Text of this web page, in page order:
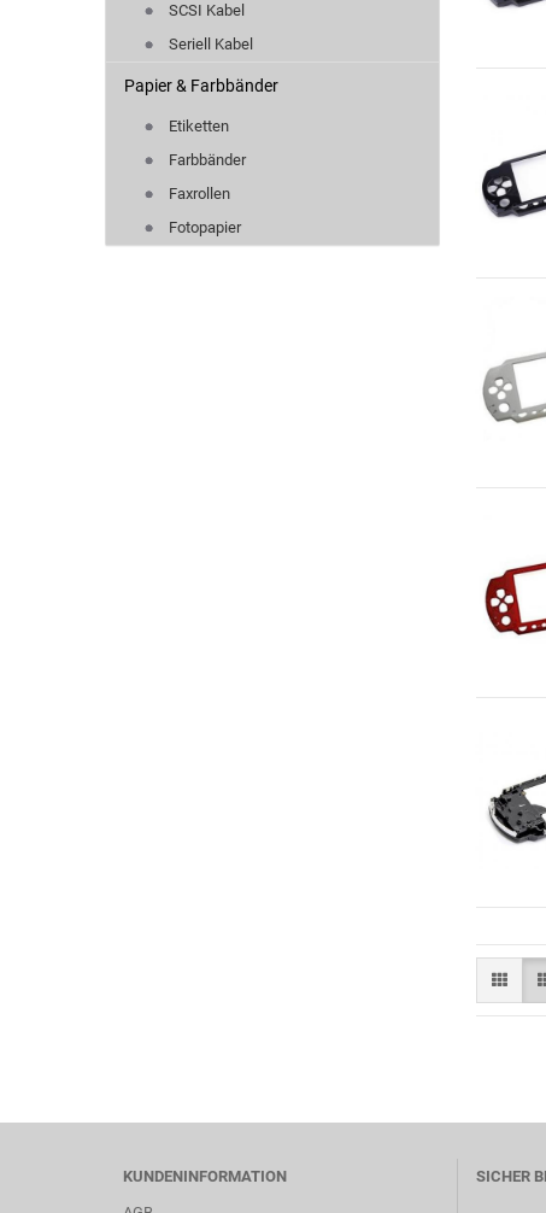
SCSI Kabel
Seriell Kabel
Papier & Farbbänder
Etiketten
Farbbänder
Faxrollen
Fotopapier
KUNDENINFORMATION
SICHER